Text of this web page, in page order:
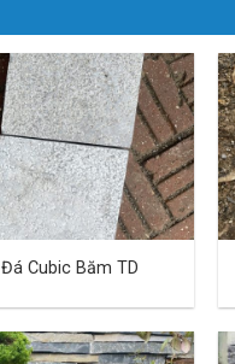
Đá Cubic Băm TD